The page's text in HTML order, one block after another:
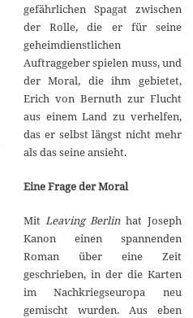
gefährlichen Spagat zwischen
der Rolle, die er für seine
geheimdienstlichen
Auftraggeber spielen muss, und
der Moral, die ihm gebietet,
Erich von Bernuth zur Flucht
aus einem Land zu verhelfen,
das er selbst längst nicht mehr
als das seine ansieht.
Eine Frage der Moral
Mit Leaving Berlin hat Joseph
Kanon einen spannenden
Roman über eine Zeit
geschrieben, in der die Karten
im Nachkriegseuropa neu
gemischt wurden. Aus eben